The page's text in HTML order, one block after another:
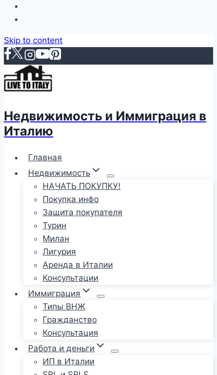
Skip to content
Недвижимость и Иммиграция в
Италию
Главная
Недвижимость
НАЧАТЬ ПОКУПКУ!
Покупка инфо
Защита покупателя
Турин
Милан
Лигурия
Аренда в Италии
Консультации
Иммиграция
Типы ВНЖ
Гражданство
Консультация
Работа и деньги
ИП в Италии